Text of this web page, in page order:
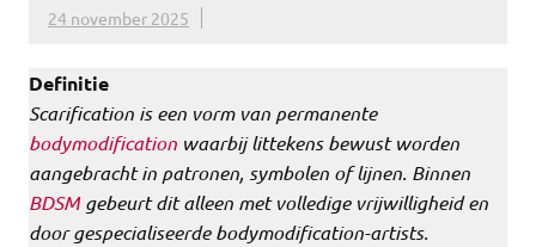
24 november 2025
Definitie
Scarification is een vorm van permanente
bodymodification waarbij littekens bewust worden
aangebracht in patronen, symbolen of lijnen. Binnen
BDSMgebeurt dit alleen met volledige vrijwilligheid en
door gespecialiseerde bodymodification-artists.